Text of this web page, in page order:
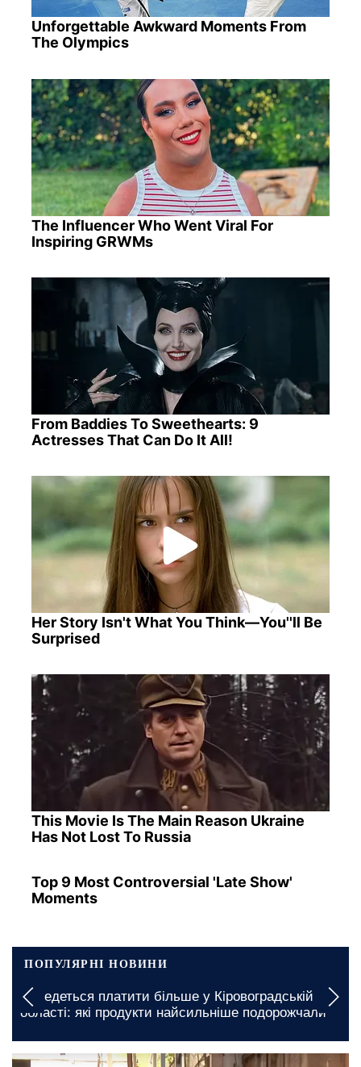
Unforgettable Awkward Moments From
The Olympics
The Influencer Who Went Viral For
Inspiring GRWMs
From Baddies To Sweethearts: 9
Actresses That Can Do It All!
Her Story Isn't What You Think—You''ll Be
Surprised
This Movie Is The Main Reason Ukraine
Has Not Lost To Russia
Top 9 Most Controversial 'Late Show'
Moments
ПОПУЛЯРНІ НОВИНИ
Подорожчання проїзду в Миколаївській області:
які сумі доведеться заплатити
12 травня, 21:00